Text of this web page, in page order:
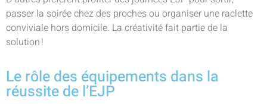
passer la soirée chez des proches ou organiser une raclette
conviviale hors domicile. La créativité fait partie de la
solution !
Le rôle des équipements dans la
réussite de l’EJP